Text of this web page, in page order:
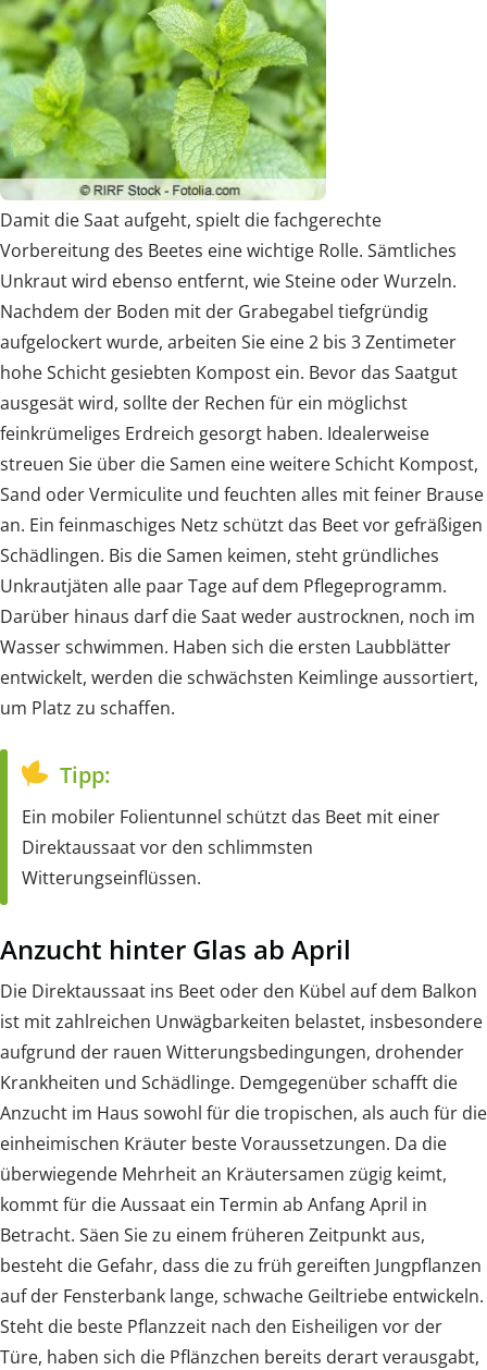
Damit die Saat aufgeht, spielt die fachgerechte
Vorbereitung des Beetes eine wichtige Rolle. Sämtliches
Unkraut wird ebenso entfernt, wie Steine oder Wurzeln.
Nachdem der Boden mit der Grabegabel tiefgründig
aufgelockert wurde, arbeiten Sie eine 2 bis 3 Zentimeter
hohe Schicht gesiebten Kompost ein. Bevor das Saatgut
ausgesät wird, sollte der Rechen für ein möglichst
feinkrümeliges Erdreich gesorgt haben. Idealerweise
streuen Sie über die Samen eine weitere Schicht Kompost,
Sand oder Vermiculite und feuchten alles mit feiner Brause
an. Ein feinmaschiges Netz schützt das Beet vor gefräßigen
Schädlingen. Bis die Samen keimen, steht gründliches
Unkrautjäten alle paar Tage auf dem Pflegeprogramm.
Darüber hinaus darf die Saat weder austrocknen, noch im
Wasser schwimmen. Haben sich die ersten Laubblätter
entwickelt, werden die schwächsten Keimlinge aussortiert,
um Platz zu schaffen.
Tipp:
Ein mobiler Folientunnel schützt das Beet mit einer
Direktaussaat vor den schlimmsten
Witterungseinflüssen.
Anzucht hinter Glas ab April
Die Direktaussaat ins Beet oder den Kübel auf dem Balkon
ist mit zahlreichen Unwägbarkeiten belastet, insbesondere
aufgrund der rauen Witterungsbedingungen, drohender
Krankheiten und Schädlinge. Demgegenüber schafft die
Anzucht im Haus sowohl für die tropischen, als auch für die
einheimischen Kräuter beste Voraussetzungen. Da die
überwiegende Mehrheit an Kräutersamen zügig keimt,
kommt für die Aussaat ein Termin ab Anfang April in
Betracht. Säen Sie zu einem früheren Zeitpunkt aus,
besteht die Gefahr, dass die zu früh gereiften Jungpflanzen
auf der Fensterbank lange, schwache Geiltriebe entwickeln.
Steht die beste Pflanzzeit nach den Eisheiligen vor der
Türe, haben sich die Pflänzchen bereits derart verausgabt,